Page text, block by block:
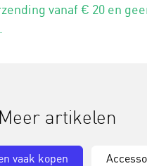
vanaf € 20 en
Meer artikelen
vaak kopen